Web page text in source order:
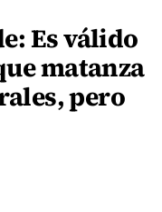
Es válido
matanza
pero